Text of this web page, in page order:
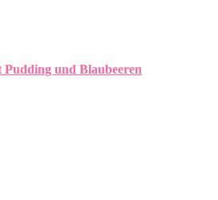
Pudding und Blaubeeren